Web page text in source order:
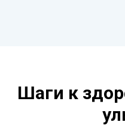
Шаги к